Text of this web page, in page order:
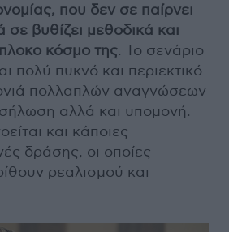
που δεν σε παίρνει
σε βυθίζει μεθοδικά και
κόσμο της. Το σενάριο
πολύ πυκνό και περιεκτικό
πολλαπλών αναγνώσεων
αλλά και υπομονή.
και κάποιες
δράσης, οι οποίες
ρεαλισμού και